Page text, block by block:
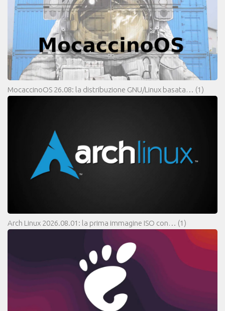
MocaccinoOS 26.08: la distribuzione GNU/Linux basata… (1)
Arch Linux 2026.08.01: la prima immagine ISO con… (1)